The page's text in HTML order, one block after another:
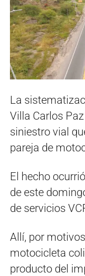
La
Villa Carlos
siniestro vial
pareja de
El hecho
de este
de servicios
Allí, por
motocicleta
producto del